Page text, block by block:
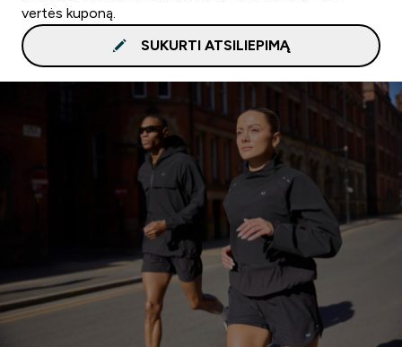
vertės kuponą.
SUKURTI ATSILIEPIMĄ